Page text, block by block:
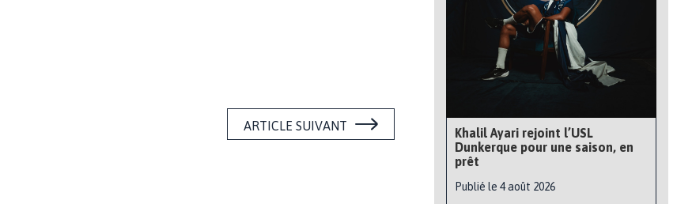
ARTICLE SUIVANT
Khalil Ayari rejoint l’USL
Dunkerque pour une saison, en
prêt
Publié le 4 août 2026